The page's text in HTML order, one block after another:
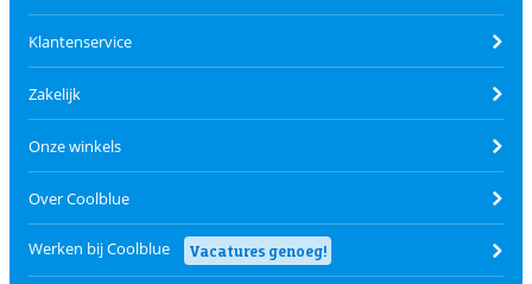
Klantenservice
Zakelijk
Onze winkels
Over Coolblue
Werken bij Coolblue Vacatures genoeg!